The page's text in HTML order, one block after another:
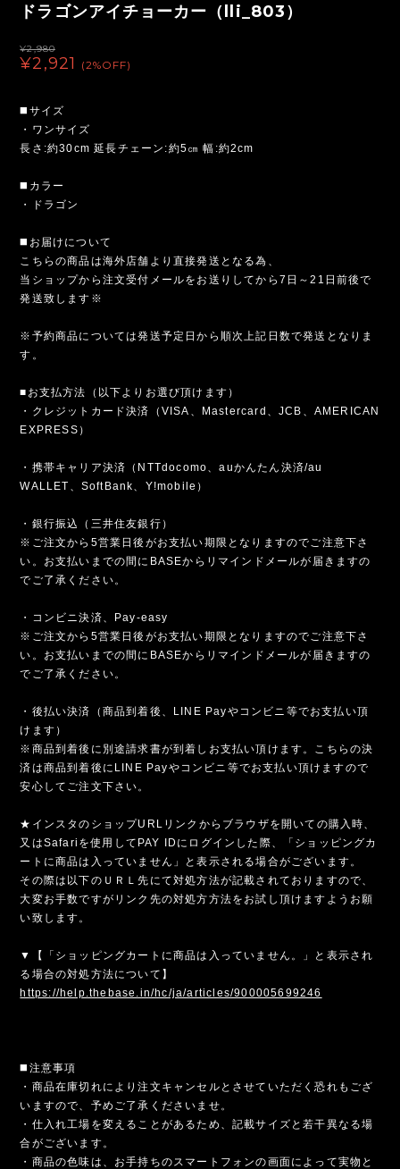
ドラゴンアイチョーカー（lli_803）
¥2,980
¥2,921 (2%OFF)
◼️サイズ
・ワンサイズ
長さ:約30cm 延長チェーン:約5㎝ 幅:約2cm
◼️カラー
・ドラゴン
◼️お届けについて
こちらの商品は海外店舗より直接発送となる為、
当ショップから注文受付メールをお送りしてから7日～21日前後で
発送致します※
※予約商品については発送予定日から順次上記日数で発送となりま
す。
■お支払方法（以下よりお選び頂けます）
・クレジットカード決済（VISA、Mastercard、JCB、AMERICAN
EXPRESS）
・携帯キャリア決済（NTTdocomo、auかんたん決済/au
WALLET、SoftBank、Y!mobile）
・銀行振込（三井住友銀行）
※ご注文から5営業日後がお支払い期限となりますのでご注意下さ
い。お支払いまでの間にBASEからリマインドメールが届きますの
でご了承ください。
・コンビニ決済、Pay-easy
※ご注文から5営業日後がお支払い期限となりますのでご注意下さ
い。お支払いまでの間にBASEからリマインドメールが届きますの
でご了承ください。
・後払い決済（商品到着後、LINE Payやコンビニ等でお支払い頂
けます）
※商品到着後に別途請求書が到着しお支払い頂けます。こちらの決
済は商品到着後にLINE Payやコンビニ等でお支払い頂けますので
安心してご注文下さい。
★インスタのショップURLリンクからブラウザを開いての購入時、
又はSafariを使用してPAY IDにログインした際、「ショッピングカ
ートに商品は入っていません」と表示される場合がございます。
その際は以下のＵＲＬ先にて対処方法が記載されておりますので、
大変お手数ですがリンク先の対処方方法をお試し頂けますようお願
い致します。
▼【「ショッピングカートに商品は入っていません。」と表示され
る場合の対処方法について】
https://help.thebase.in/hc/ja/articles/900005699246
◼️注意事項
・商品在庫切れにより注文キャンセルとさせていただく恐れもござ
いますので、予めご了承くださいませ。
・仕入れ工場を変えることがあるため、記載サイズと若干異なる場
合がございます。
・商品の色味は、お手持ちのスマートフォンの画面によって実物と